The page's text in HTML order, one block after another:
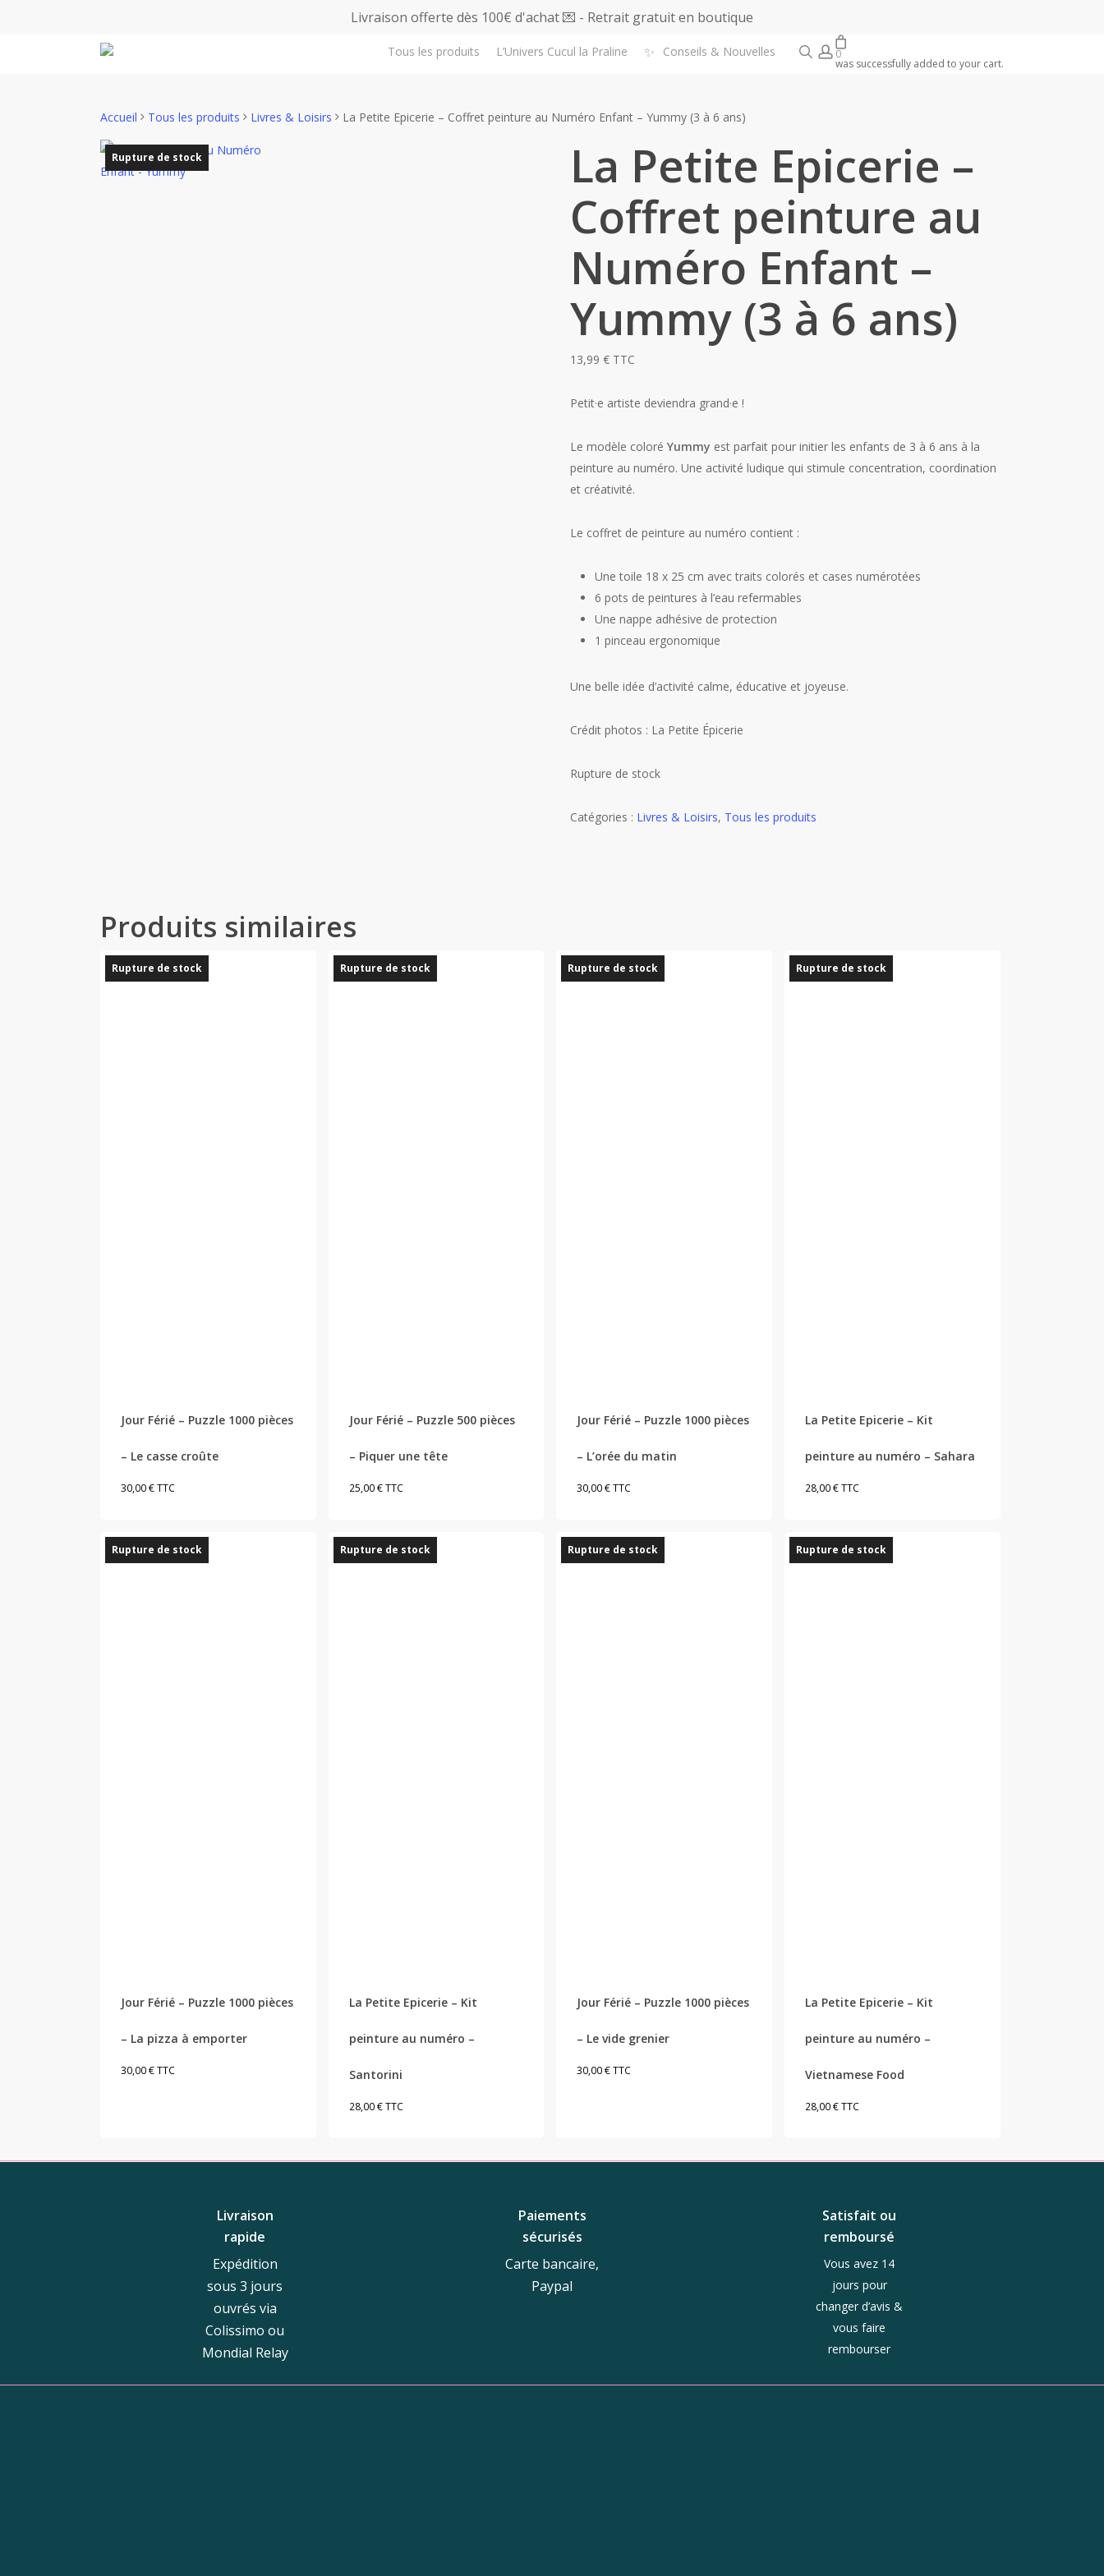
Livraison offerte dès 100€ d'achat 💌 - Retrait gratuit en boutique
Tous les produits L’Univers Cucul la Praline ✨ Conseils & Nouvelles searchaccount
0
was successfully added to your cart.
Accueil Tous les produits Livres & Loisirs La Petite Epicerie – Coffret peinture au Numéro Enfant – Yummy (3 à 6 ans)
Rupture de stock
La Petite Epicerie –
Coffret peinture au
Numéro Enfant –
Yummy (3 à 6 ans)
13,99 € TTC
Petit·e artiste deviendra grand·e !
Le modèle coloré Yummy est parfait pour initier les enfants de 3 à 6 ans à la
peinture au numéro. Une activité ludique qui stimule concentration, coordination
et créativité.
Le coffret de peinture au numéro contient :
Une toile 18 x 25 cm avec traits colorés et cases numérotées
6 pots de peintures à l’eau refermables
Une nappe adhésive de protection
1 pinceau ergonomique
Une belle idée d’activité calme, éducative et joyeuse.
Crédit photos : La Petite Épicerie
Rupture de stock
Catégories : Livres & Loisirs, Tous les produits
Produits similaires
Rupture de stock
Jour Férié – Puzzle 1000 pièces
– Le casse croûte
30,00€TTC
Rupture de stock
Jour Férié – Puzzle 500 pièces
– Piquer une tête
25,00€TTC
Rupture de stock
Jour Férié – Puzzle 1000 pièces
– L’orée du matin
30,00€TTC
Rupture de stock
La Petite Epicerie – Kit
peinture au numéro – Sahara
28,00€TTC
Rupture de stock
Jour Férié – Puzzle 1000 pièces
– La pizza à emporter
30,00€TTC
Rupture de stock
La Petite Epicerie – Kit
peinture au numéro –
Santorini
28,00€TTC
Rupture de stock
Jour Férié – Puzzle 1000 pièces
– Le vide grenier
30,00€TTC
Rupture de stock
La Petite Epicerie – Kit
peinture au numéro –
Vietnamese Food
28,00€TTC
Livraison
rapide
Expédition
sous 3 jours
ouvrés via
Colissimo ou
Mondial Relay
Paiements
sécurisés
Carte bancaire,
Paypal
Satisfait ou
remboursé
Vous avez 14
jours pour
changer d’avis &
vous faire
rembourser